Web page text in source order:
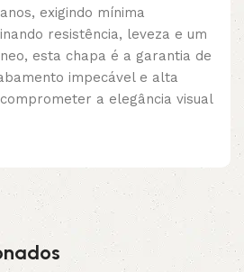
exigindo mínima
resistência, leveza e um
esta chapa é a garantia de
impecável e alta
a elegância visual